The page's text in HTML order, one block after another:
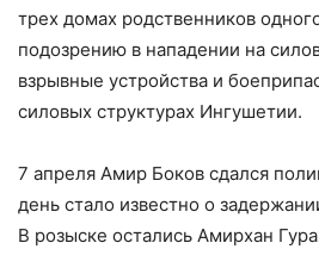
трех домах родственников
подозрению в нападении на
взрывные устройства и
силовых структурах Ингушетии.
7 апреля Амир Боков сдался
день стало известно о
В розыске остались Амирхан